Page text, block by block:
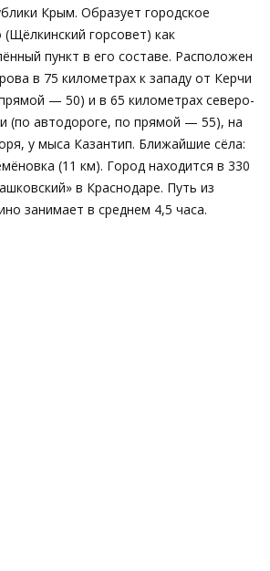
Крым. Образует городское
горсовет) как
пункт в его составе. Расположен
в 75 километрах к западу от Керчи
— 50) и в 65 километрах северо-
(по автодороге, по прямой — 55), на
у мыса Казантип. Ближайшие сёла:
(11 км). Город находится в 330
в Краснодаре. Путь из
занимает в среднем 4,5 часа.